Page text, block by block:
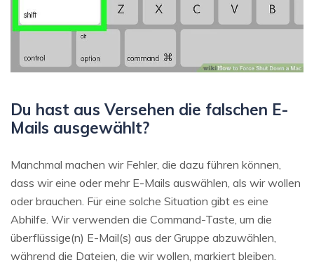
Du hast aus Versehen die falschen E-
Mails ausgewählt?
Manchmal machen wir Fehler, die dazu führen können,
dass wir eine oder mehr E-Mails auswählen, als wir wollen
oder brauchen. Für eine solche Situation gibt es eine
Abhilfe. Wir verwenden die Command-Taste, um die
überflüssige(n) E-Mail(s) aus der Gruppe abzuwählen,
während die Dateien, die wir wollen, markiert bleiben.